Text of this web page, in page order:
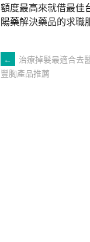
額度最高來就借最佳
陽藥解決藥品的求職
文
←
治療掉髮最適合去
豐胸產品推薦